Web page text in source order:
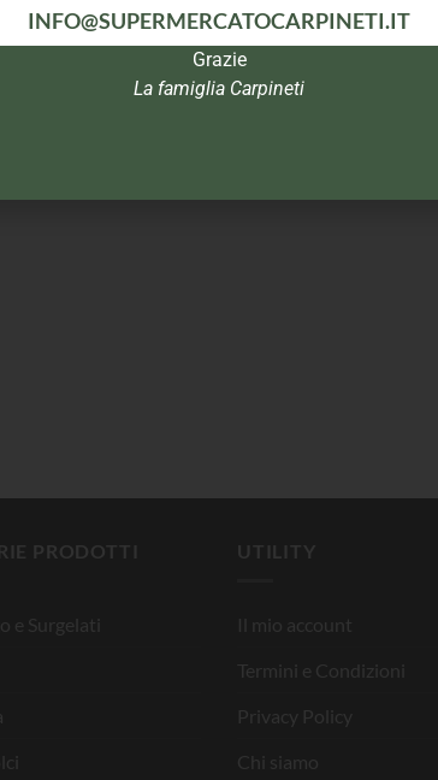
Saiwa Tuc
Crik Crok Patatine
PRODOTTI
e Surgelati
UTILITY
Il mio account
Termini e Condizioni
Privacy Policy
Chi siamo
INFO@SUPERMERCATOCARPINETI.IT
Grazie
La famiglia Carpineti